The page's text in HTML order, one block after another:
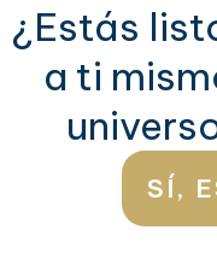
¿Estás
a ti
SÍ,